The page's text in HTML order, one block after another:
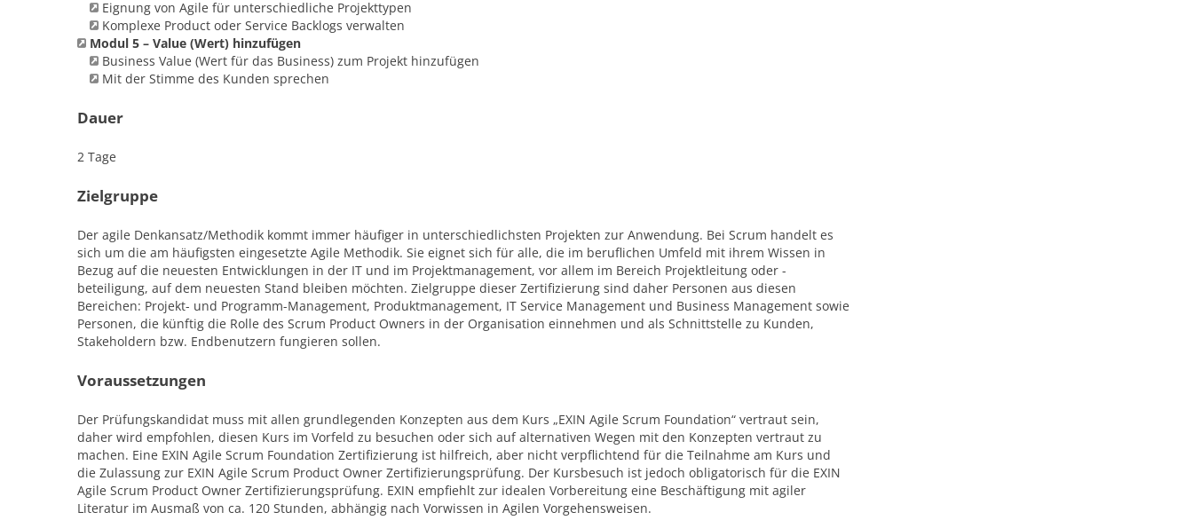
Eignung von Agile für unterschiedliche Projekttypen
Komplexe Product oder Service Backlogs verwalten
Modul 5 – Value (Wert) hinzufügen
Business Value (Wert für das Business) zum Projekt hinzufügen
Mit der Stimme des Kunden sprechen
Dauer
2 Tage
Zielgruppe
Der agile Denkansatz/Methodik kommt immer häufiger in unterschiedlichsten Projekten zur Anwendung. Bei Scrum handelt es
sich um die am häufigsten eingesetzte Agile Methodik. Sie eignet sich für alle, die im beruflichen Umfeld mit ihrem Wissen in
Bezug auf die neuesten Entwicklungen in der IT und im Projektmanagement, vor allem im Bereich Projektleitung oder -
beteiligung, auf dem neuesten Stand bleiben möchten. Zielgruppe dieser Zertifizierung sind daher Personen aus diesen
Bereichen: Projekt- und Programm-Management, Produktmanagement, IT Service Management und Business Management sowie
Personen, die künftig die Rolle des Scrum Product Owners in der Organisation einnehmen und als Schnittstelle zu Kunden,
Stakeholdern bzw. Endbenutzern fungieren sollen.
Voraussetzungen
Der Prüfungskandidat muss mit allen grundlegenden Konzepten aus dem Kurs „EXIN Agile Scrum Foundation“ vertraut sein,
daher wird empfohlen, diesen Kurs im Vorfeld zu besuchen oder sich auf alternativen Wegen mit den Konzepten vertraut zu
machen. Eine EXIN Agile Scrum Foundation Zertifizierung ist hilfreich, aber nicht verpflichtend für die Teilnahme am Kurs und
die Zulassung zur EXIN Agile Scrum Product Owner Zertifizierungsprüfung. Der Kursbesuch ist jedoch obligatorisch für die EXIN
Agile Scrum Product Owner Zertifizierungsprüfung. EXIN empfiehlt zur idealen Vorbereitung eine Beschäftigung mit agiler
Literatur im Ausmaß von ca. 120 Stunden, abhängig nach Vorwissen in Agilen Vorgehensweisen.